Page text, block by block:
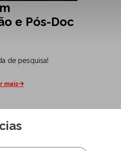
e Pós-Doc
de pesquisa!
mais